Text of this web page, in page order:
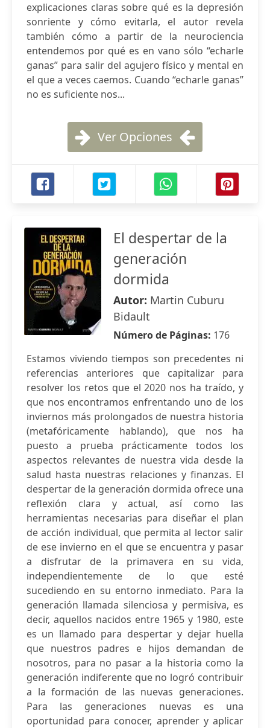
explicaciones claras sobre qué es la depresión
sonriente y cómo evitarla, el autor revela
también cómo a partir de la neurociencia
entendemos por qué es en vano sólo “echarle
ganas” para salir del agujero físico y mental en
el que a veces caemos. Cuando “echarle ganas”
no es suficiente nos...
Ver Opciones
El despertar de la
generación
dormida
Autor: Martin Cuburu
Bidault
Número de Páginas: 176
Estamos viviendo tiempos son precedentes ni
referencias anteriores que capitalizar para
resolver los retos que el 2020 nos ha traído, y
que nos encontramos enfrentando uno de los
inviernos más prolongados de nuestra historia
(metafóricamente hablando), que nos ha
puesto a prueba prácticamente todos los
aspectos relevantes de nuestra vida desde la
salud hasta nuestras relaciones y finanzas. El
despertar de la generación dormida ofrece una
reflexión clara y actual, así como las
herramientas necesarias para diseñar el plan
de acción individual, que permita al lector salir
de ese invierno en el que se encuentra y pasar
a disfrutar de la primavera en su vida,
independientemente de lo que esté
sucediendo en su entorno inmediato. Para la
generación llamada silenciosa y permisiva, es
decir, aquellos nacidos entre 1965 y 1980, este
es un llamado para despertar y dejar huella
que nuestros padres e hijos demandan de
nosotros, para no pasar a la historia como la
generación indiferente que no logró contribuir
a la formación de las nuevas generaciones.
Para las generaciones nuevas es una
oportunidad para conocer, aprender y aplicar